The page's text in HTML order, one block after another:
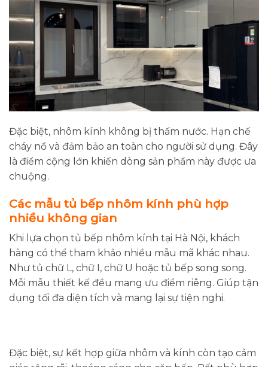
Đặc biệt, nhôm kính không bị thấm nước. Hạn chế
cháy nổ và đảm bảo an toàn cho người sử dụng. Đây
là điểm cộng lớn khiến dòng sản phẩm này được ưa
chuộng.
Các mẫu tủ bếp nhôm kính phù hợp
nhiều không gian
Khi lựa chọn tủ bếp nhôm kính tại Hà Nội, khách
hàng có thể tham khảo nhiều mẫu mã khác nhau.
Như tủ chữ L, chữ I, chữ U hoặc tủ bếp song song.
Mỗi mẫu thiết kế đều mang ưu điểm riêng. Giúp tận
dụng tối đa diện tích và mang lại sự tiện nghi.
Đặc biệt, sự kết hợp giữa nhôm và kính còn tạo cảm